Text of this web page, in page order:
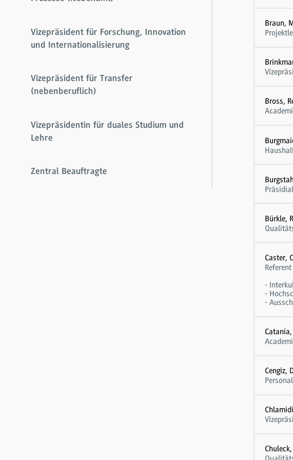
Vizepräsident für Forschung, Innovation
und Internationalisierung
Vizepräsident für Transfer
(nebenberuflich)
Vizepräsidentin für duales Studium und
Lehre
Zentral Beauftragte
Braun,
Bross,
Bürkle,
Caster,
-
-
-
Cengiz,